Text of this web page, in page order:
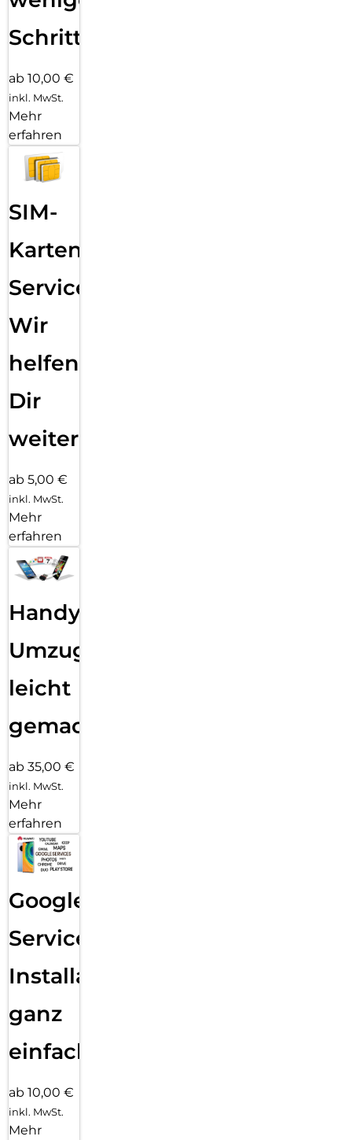
Schritten
ab 10,00 €
inkl. MwSt.
Mehr
erfahren
SIM-
Karten
Service:
Wir
helfen
Dir
weiter
ab 5,00 €
inkl. MwSt.
Mehr
erfahren
Handy
Umzug
leicht
gemacht!
ab 35,00 €
inkl. MwSt.
Mehr
erfahren
Google
Services
Installation
ganz
einfach
ab 10,00 €
inkl. MwSt.
Mehr